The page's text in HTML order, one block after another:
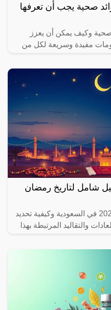
أفضل 5 فوائد صحية يجب أن تعرفها
وكيف يمكن أن يعزز
مفيدة وسريعة لكل من
2025؟ دليل شامل لتاريخ رمضان
اكتشف متى يبدأ رمضان 2025 في السعودية وكيفية تحديد
والتقاليد المرتبطة بهذا